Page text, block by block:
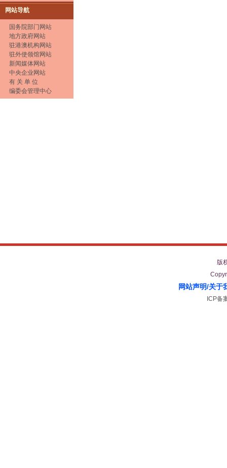
网站导航
国务院部门网站
地方政府网站
驻港澳机构网站
驻外使领馆网站
新闻媒体网站
中央企业网站
有 关 单 位
编委会管理中心
版
网站声明/关于
ICP备